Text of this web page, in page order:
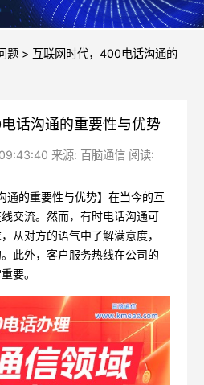
题> 互联网时代，400电话沟通的
话沟通的重要性与优势
来源: 百脑通信 阅读:
通的重要性与优势】在当今的互
交流。然而，有时电话沟通可
从对方的语气中了解满意度，
此外，客户服务热线在公司的
要。